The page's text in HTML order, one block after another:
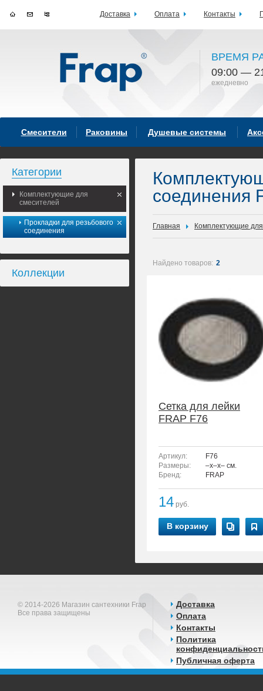
ВРЕМЯ
09:00 —
ежедневно
Смесители Раковины Душевые системы
Категории
Комплектующие для
смесителей
Прокладки для резьбового
соединения
Коллекции
соединения
Главная Комплектующие
Найдено товаров: 2
Сетка для лейки
FRAP F76
Артикул:
F76
Размеры:
–x–x– см.
Бренд:
FRAP
14 руб.
В корзину
© 2014-2026 Магазин сантехники Frap
Все права защищены
Доставка
Оплата
Контакты
Политика
Публичная оферта
Доставка Оплата Контакты